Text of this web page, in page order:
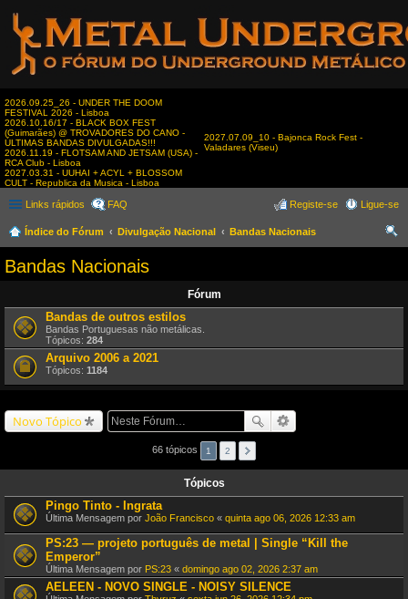
2026.09.25_26 - UNDER THE DOOM
FESTIVAL 2026 - Lisboa
2026.10.16/17 - BLACK BOX FEST
(Guimarães) @ TROVADORES DO CANO -
ÚLTIMAS BANDAS DIVULGADAS!!!
2026.11.19 - FLOTSAM AND JETSAM (USA) -
RCA Club - Lisboa
2027.03.31 - UUHAI + ACYL + BLOSSOM
CULT - Republica da Musica - Lisboa
2027.07.09_10 - Bajonca Rock Fest -
Valadares (Viseu)
Links rápidos FAQ Ligue-se
Registe-se
Índice do Fórum Divulgação Nacional
Bandas Nacionais
Bandas Nacionais
Fórum
Bandas de outros estilos
Bandas Portuguesas não metálicas.
Tópicos: 284
Arquivo 2006 a 2021
Tópicos: 1184
Novo Tópico
66 tópicos 1 2
Tópicos
Pingo Tinto - Ingrata
Última Mensagem por João Francisco « quinta ago 06, 2026 12:33 am
PS:23 — projeto português de metal | Single “Kill the
Emperor”
Última Mensagem por PS:23 « domingo ago 02, 2026 2:37 am
AELEEN - NOVO SINGLE - NOISY SILENCE